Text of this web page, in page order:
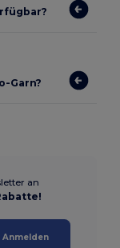
Garn?
an
Anmelden